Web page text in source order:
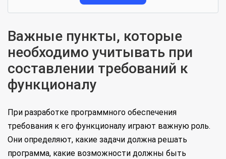
Важные пункты, которые
необходимо учитывать при
составлении требований к
функционалу
При разработке программного обеспечения
требования к его функционалу играют важную роль.
Они определяют, какие задачи должна решать
программа, какие возможности должны быть